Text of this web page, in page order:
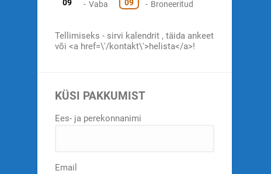
09 - Vaba 09 - Broneeritud
Tellimiseks - sirvi kalendrit , täida ankeet
või <a href=\'/kontakt\'>helista</a>!
KÜSI PAKKUMIST
Ees- ja perekonnanimi
Email